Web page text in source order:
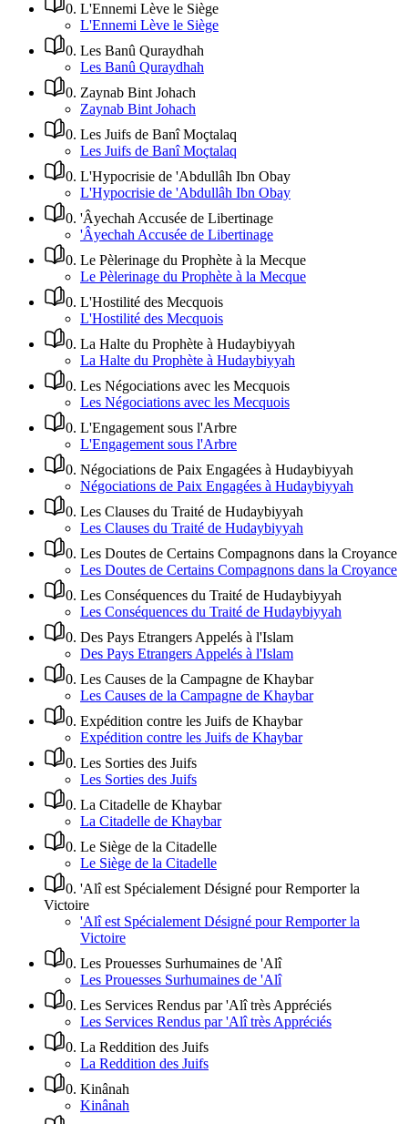
0. L'Ennemi Lève le Siège
L'Ennemi Lève le Siège
0. Les Banû Quraydhah
Les Banû Quraydhah
0. Zaynab Bint Johach
Zaynab Bint Johach
0. Les Juifs de Banî Moçtalaq
Les Juifs de Banî Moçtalaq
0. L'Hypocrisie de 'Abdullâh Ibn Obay
L'Hypocrisie de 'Abdullâh Ibn Obay
0. 'Âyechah Accusée de Libertinage
'Âyechah Accusée de Libertinage
0. Le Pèlerinage du Prophète à la Mecque
Le Pèlerinage du Prophète à la Mecque
0. L'Hostilité des Mecquois
L'Hostilité des Mecquois
0. La Halte du Prophète à Hudaybiyyah
La Halte du Prophète à Hudaybiyyah
0. Les Négociations avec les Mecquois
Les Négociations avec les Mecquois
0. L'Engagement sous l'Arbre
L'Engagement sous l'Arbre
0. Négociations de Paix Engagées à Hudaybiyyah
Négociations de Paix Engagées à Hudaybiyyah
0. Les Clauses du Traité de Hudaybiyyah
Les Clauses du Traité de Hudaybiyyah
0. Les Doutes de Certains Compagnons dans la Croyance
Les Doutes de Certains Compagnons dans la Croyance
0. Les Conséquences du Traité de Hudaybiyyah
Les Conséquences du Traité de Hudaybiyyah
0. Des Pays Etrangers Appelés à l'Islam
Des Pays Etrangers Appelés à l'Islam
0. Les Causes de la Campagne de Khaybar
Les Causes de la Campagne de Khaybar
0. Expédition contre les Juifs de Khaybar
Expédition contre les Juifs de Khaybar
0. Les Sorties des Juifs
Les Sorties des Juifs
0. La Citadelle de Khaybar
La Citadelle de Khaybar
0. Le Siège de la Citadelle
Le Siège de la Citadelle
0. 'Alî est Spécialement Désigné pour Remporter la
Victoire
'Alî est Spécialement Désigné pour Remporter la
Victoire
0. Les Prouesses Surhumaines de 'Alî
Les Prouesses Surhumaines de 'Alî
0. Les Services Rendus par 'Alî très Appréciés
Les Services Rendus par 'Alî très Appréciés
0. La Reddition des Juifs
La Reddition des Juifs
0. Kinânah
Kinânah